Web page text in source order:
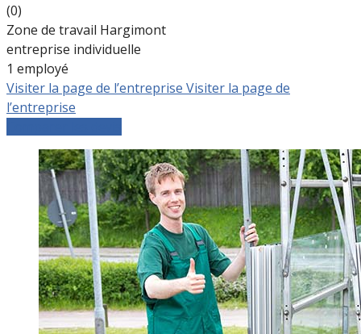
(0)
Zone de travail Hargimont
entreprise individuelle
1 employé
Visiter la page de l’entreprise Visiter la page de
l’entreprise